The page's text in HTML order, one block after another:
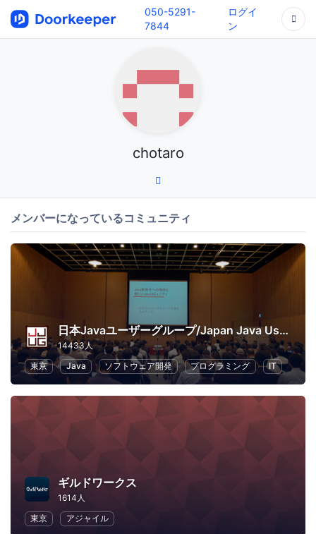
050-5291-
7844
ログイ
ン
chotaro
メンバーになっているコミュニティ
日本Javaユーザーグループ/Japan Java User Group
14433人
東京
Java ソフトウェア開発 プログラミング IT
ギルドワークス
1614人
東京
アジャイル